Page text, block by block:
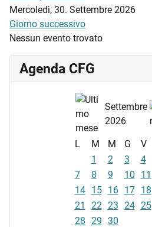
Mercoledì, 30. Settembre 2026
Giorno successivo
Nessun evento trovato
Agenda CFG
Settembre
2026
L M M G V
1
2 3 4
7
8 9 10 11
14
15 16 17 18
21
22 23 24 25
28 29 30